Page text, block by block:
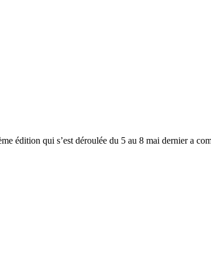
édition qui s’est déroulée du 5 au 8 mai dernier a